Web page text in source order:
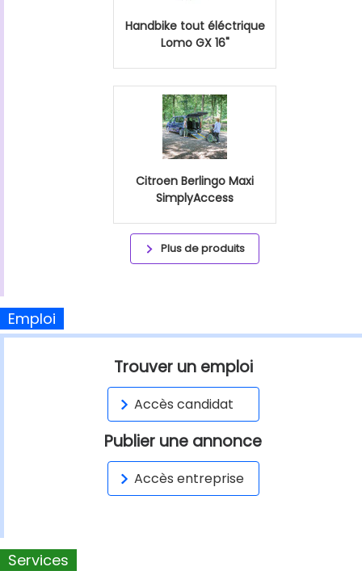
Handbike tout éléctrique
Lomo GX 16"
Citroen Berlingo Maxi
SimplyAccess
Plus de produits
Emploi
Trouver un emploi
Accès candidat
Publier une annonce
Accès entreprise
Services